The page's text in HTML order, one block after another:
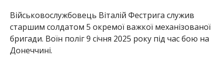
Військовослужбовець Віталій Фестрига служив
старшим солдатом 5 окремої важкої механізованої
бригади. Воїн поліг 9 січня 2025 року під час бою на
Донеччині.